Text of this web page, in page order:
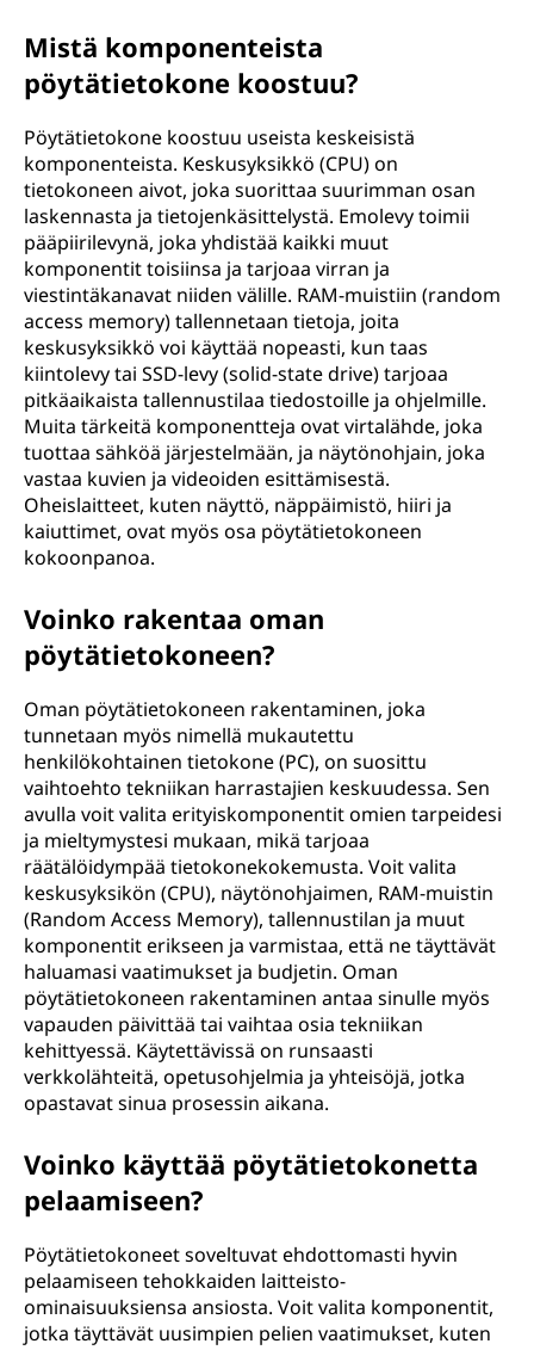
Mistä komponenteista
pöytätietokone koostuu?
Pöytätietokone koostuu useista keskeisistä
komponenteista. Keskusyksikkö (CPU) on
tietokoneen aivot, joka suorittaa suurimman osan
laskennasta ja tietojenkäsittelystä. Emolevy toimii
pääpiirilevynä, joka yhdistää kaikki muut
komponentit toisiinsa ja tarjoaa virran ja
viestintäkanavat niiden välille. RAM-muistiin (random
access memory) tallennetaan tietoja, joita
keskusyksikkö voi käyttää nopeasti, kun taas
kiintolevy tai SSD-levy (solid-state drive) tarjoaa
pitkäaikaista tallennustilaa tiedostoille ja ohjelmille.
Muita tärkeitä komponentteja ovat virtalähde, joka
tuottaa sähköä järjestelmään, ja näytönohjain, joka
vastaa kuvien ja videoiden esittämisestä.
Oheislaitteet, kuten näyttö, näppäimistö, hiiri ja
kaiuttimet, ovat myös osa pöytätietokoneen
kokoonpanoa.
Voinko rakentaa oman
pöytätietokoneen?
Oman pöytätietokoneen rakentaminen, joka
tunnetaan myös nimellä mukautettu
henkilökohtainen tietokone (PC), on suosittu
vaihtoehto tekniikan harrastajien keskuudessa. Sen
avulla voit valita erityiskomponentit omien tarpeidesi
ja mieltymystesi mukaan, mikä tarjoaa
räätälöidympää tietokonekokemusta. Voit valita
keskusyksikön (CPU), näytönohjaimen, RAM-muistin
(Random Access Memory), tallennustilan ja muut
komponentit erikseen ja varmistaa, että ne täyttävät
haluamasi vaatimukset ja budjetin. Oman
pöytätietokoneen rakentaminen antaa sinulle myös
vapauden päivittää tai vaihtaa osia tekniikan
kehittyessä. Käytettävissä on runsaasti
verkkolähteitä, opetusohjelmia ja yhteisöjä, jotka
opastavat sinua prosessin aikana.
Voinko käyttää pöytätietokonetta
pelaamiseen?
Pöytätietokoneet soveltuvat ehdottomasti hyvin
pelaamiseen tehokkaiden laitteisto-
ominaisuuksiensa ansiosta. Voit valita komponentit,
jotka täyttävät uusimpien pelien vaatimukset, kuten